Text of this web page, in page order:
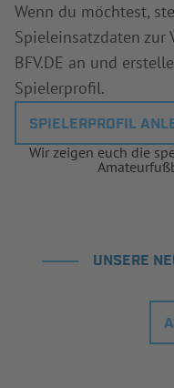
Wenn du möchtest,
Spieleinsatzdaten zur
BFV.DE an und
Spielerprofil.
SPIELERPROFIL
Wir zeigen euch die
UNSERE